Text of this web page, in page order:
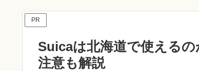
PR
Suicaは北海道で使える
注意も解説